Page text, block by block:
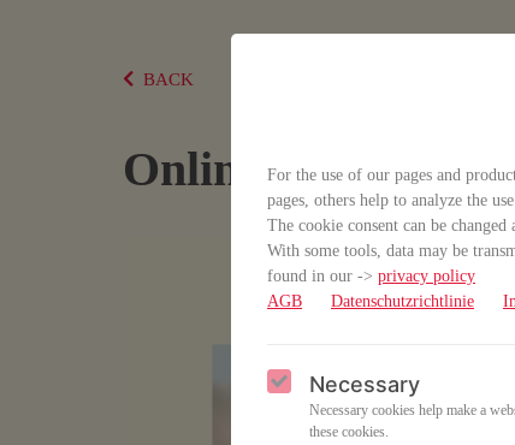
BACK
Online-Kurs
For the use of our pages and
pages, others help to analyze the
The cookie consent can be
With some tools, data may be
found in our -> privacy policy
AGB
Datenschutzrichtlinie
Necessary
Necessary cookies help make a
these cookies.